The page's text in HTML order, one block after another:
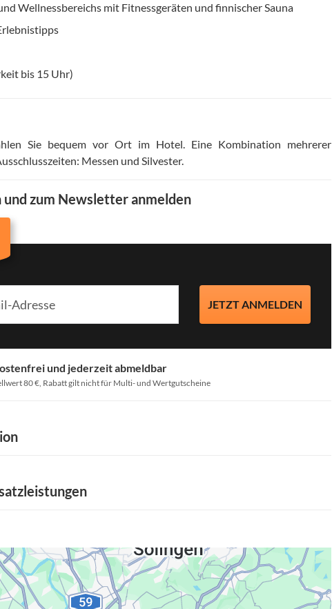
Wellnessbereichs mit Fitnessgeräten und finnischer Sauna
bis 15 Uhr)
Sie bequem vor Ort im Hotel. Eine Kombination mehrerer
Messen und Silvester.
zum Newsletter anmelden
JETZT ANMELDEN
und jederzeit abmeldbar
80 €, Rabatt gilt nicht für Multi- und Wertgutscheine